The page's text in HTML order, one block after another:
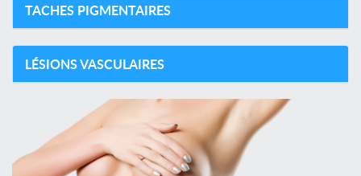
TACHES PIGMENTAIRES
LÉSIONS VASCULAIRES